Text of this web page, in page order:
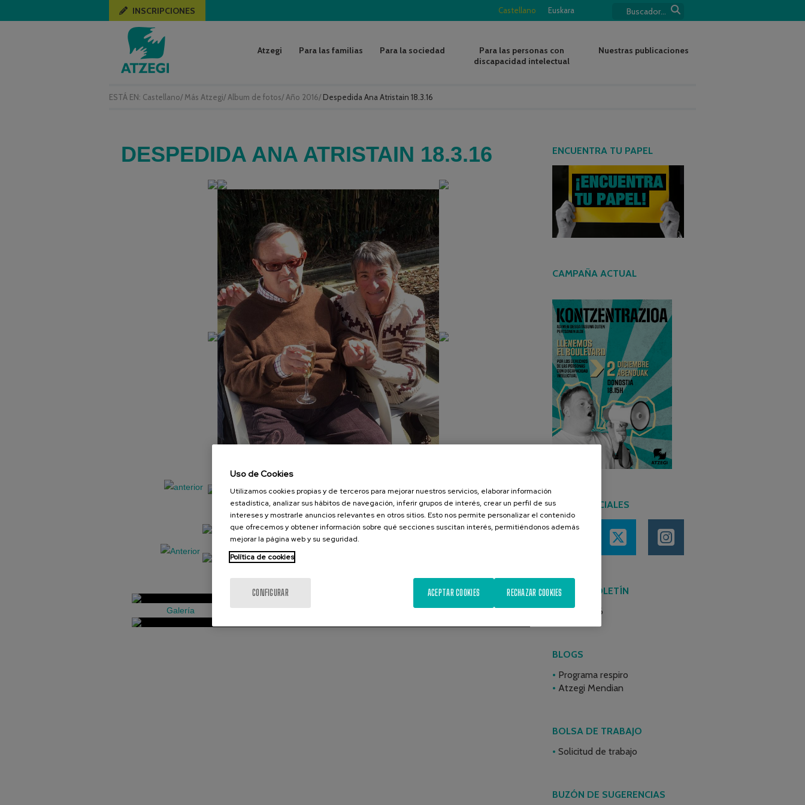
ESTÁ EN: Castellano/ Más Atzegi/ Album de fotos/ Año 2016/ Despedida Ana Atristain 18.3.16
Castellano Euskara
INSCRIPCIONES
Atzegi Para las familias Para la sociedad
Para las personas con
discapacidad intelectual
Nuestras publicaciones
DESPEDIDA ANA ATRISTAIN 18.3.16
IMG-20160322-WA0001
Galería Presentación Diapositiva
ENCUENTRA TU PAPEL
CAMPAÑA ACTUAL
REDES SOCIALES
ÚLTIMO BOLETÍN
Junio 2026
BLOGS
Programa respiro
Atzegi Mendian
BOLSA DE TRABAJO
Solicitud de trabajo
BUZÓN DE SUGERENCIAS
Uso de Cookies
Utilizamos cookies propias y de terceros para mejorar nuestros servicios, elaborar información
estadística, analizar sus hábitos de navegación, inferir grupos de interés, crear un perfil de sus
intereses y mostrarle anuncios relevantes en otros sitios. Esto nos permite personalizar el contenido
que ofrecemos y obtener información sobre qué secciones suscitan interés, permitiéndonos además
mejorar la página web y su seguridad.
Política de cookies
CONFIGURAR RECHAZAR COOKIES
ACEPTAR COOKIES